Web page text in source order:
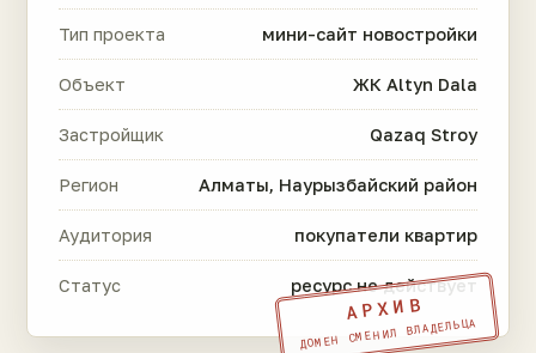
Тип проекта мини-сайт новостройки
Объект ЖК Altyn Dala
Застройщик Qazaq Stroy
Регион Алматы, Наурызбайский район
Аудитория покупатели квартир
Статус ресурс не действует
АРХИВ
ДОМЕН СМЕНИЛ ВЛАДЕЛЬЦА